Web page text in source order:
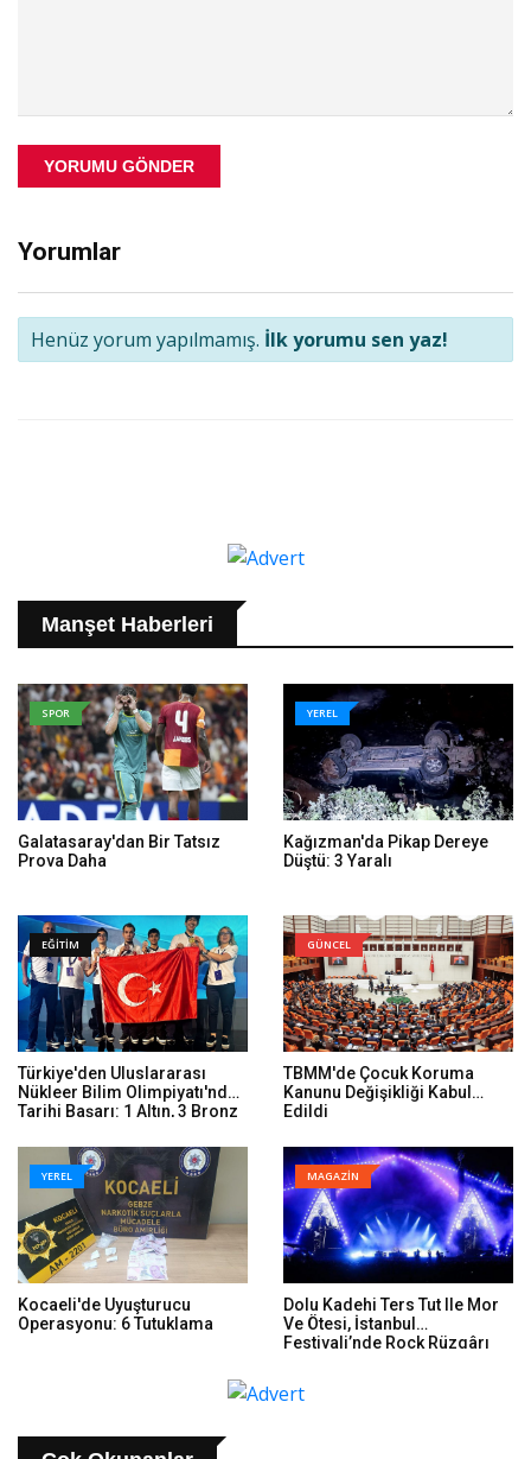
YORUMU GÖNDER
Yorumlar
Henüz yorum yapılmamış. İlk yorumu sen yaz!
Manşet Haberleri
SPOR
Galatasaray'dan Bir Tatsız
Prova Daha
YEREL
Kağızman'da Pikap Dereye
Düştü: 3 Yaralı
EĞİTİM
Türkiye'den Uluslararası
Nükleer Bilim Olimpiyatı'nda
Tarihi Başarı: 1 Altın, 3 Bronz
GÜNCEL
TBMM'de Çocuk Koruma
Kanunu Değişikliği Kabul
Edildi
YEREL
Kocaeli'de Uyuşturucu
Operasyonu: 6 Tutuklama
MAGAZİN
Dolu Kadehi Ters Tut Ile Mor
Ve Ötesi, İstanbul
Festivali’nde Rock Rüzgârı